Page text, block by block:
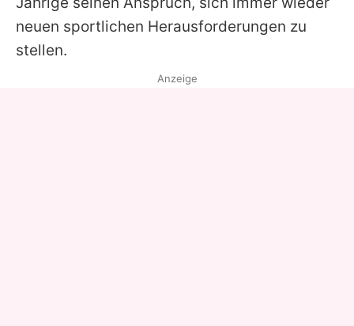
neuen sportlichen Herausforderungen zu
stellen.
Anzeige